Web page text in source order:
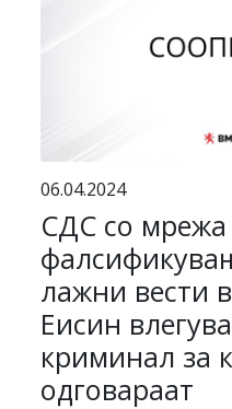
06.04.2024
СДС со мрежа
лажни вести
Еисин
криминал за
одговараат